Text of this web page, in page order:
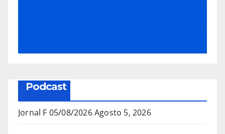
Podcast
Jornal F 05/08/2026Agosto 5, 2026